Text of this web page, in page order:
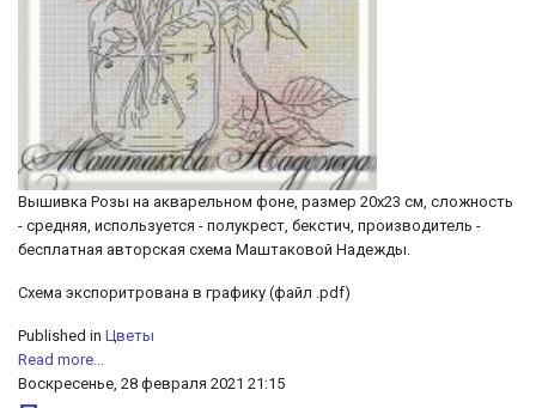
Вышивка Розы на акварельном фоне, размер 20х23 см, сложность
- средняя, используется - полукрест, бекстич, производитель -
бесплатная авторская схема Маштаковой Надежды.
Cхема экспоритрована в графику (файл .pdf)
Published in Цветы
Read more...
Воскресенье, 28 февраля 2021 21:15